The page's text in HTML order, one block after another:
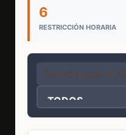
6
RESTRICCIÓN HORARIA